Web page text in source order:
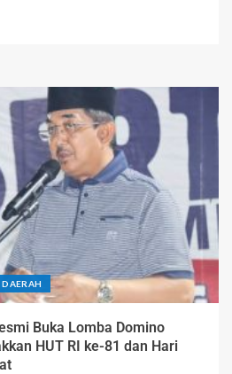
Buka Lomba Domino
HUT RI ke-81 dan Hari